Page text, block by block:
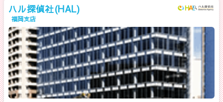
ハル探偵社(HAL)
福岡支店